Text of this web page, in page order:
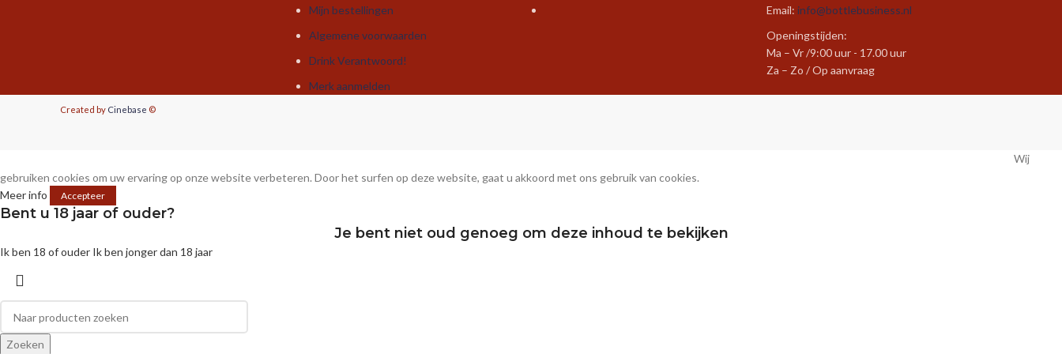
Mijn bestellingen
Algemene voorwaarden
Drink Verantwoord!
Merk aanmelden
Email: info@bottlebusiness.nl
Openingstijden:
Ma – Vr /9:00 uur - 17.00 uur
Za – Zo / Op aanvraag
Created by Cinebase ©
Wij
gebruiken cookies om uw ervaring op onze website verbeteren. Door het surfen op deze website, gaat u akkoord met ons gebruik van cookies.
Meer info
Accepteer
Bent u 18 jaar of ouder?
Je bent niet oud genoeg om deze inhoud te bekijken
Ik ben 18 of ouder Ik ben jonger dan 18 jaar
Zoeken